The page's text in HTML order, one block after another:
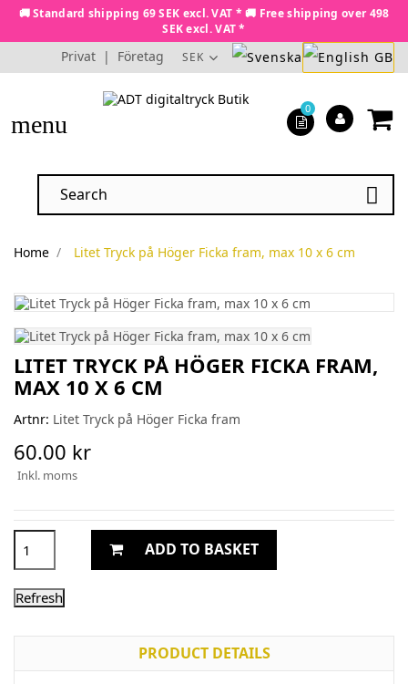
🚚 Standard shipping 69 SEK excl. VAT * 🚚 Free shipping over 498
SEK excl. VAT *
Privat | Företag SEK
menu

0
Home Litet Tryck på Höger Ficka fram, max 10 x 6 cm
LITET TRYCK PÅ HÖGER FICKA FRAM,
MAX 10 X 6 CM
Artnr: Litet Tryck på Höger Ficka fram
60.00 kr
Inkl. moms
ADD TO BASKET
PRODUCT DETAILS